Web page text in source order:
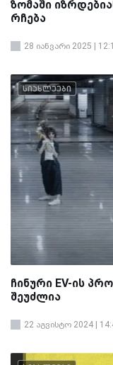
ზომაში
რჩება
28 იანვარი 2025 |
სიახლეები
ჩინური EV-ის
შეუძლია
22 აგვისტო 2024 |